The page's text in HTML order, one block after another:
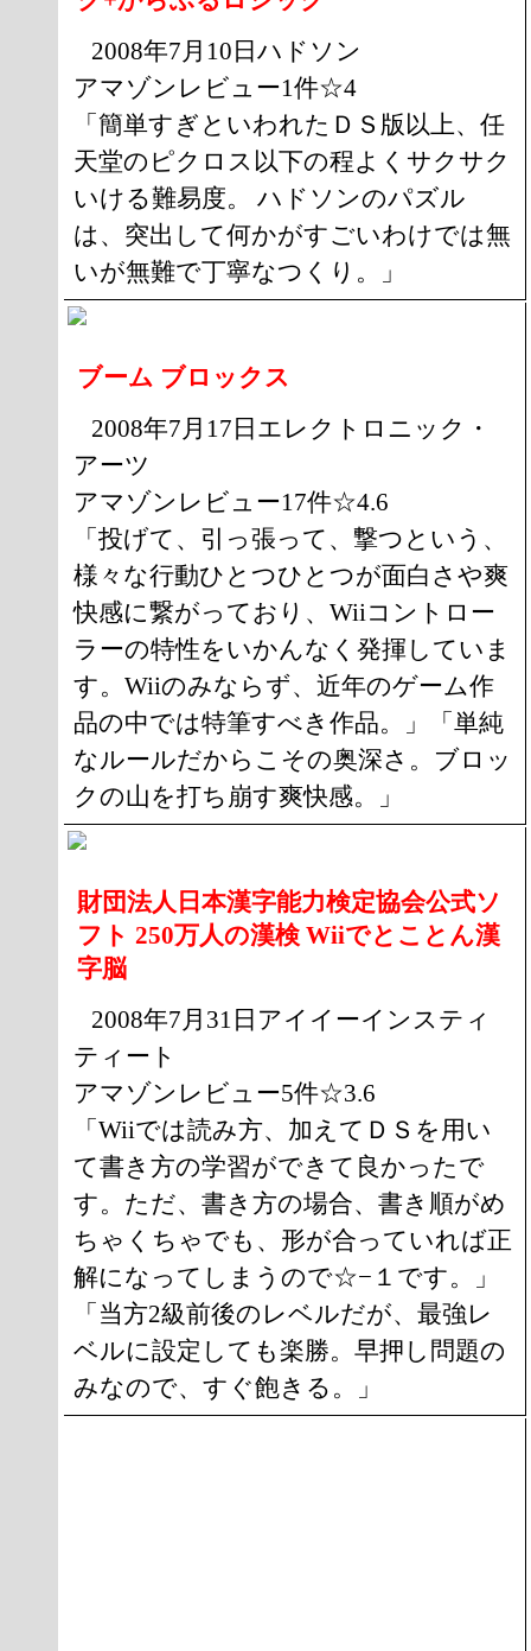
2008年7月10日ハドソン
アマゾンレビュー1件☆4
「簡単すぎといわれたＤＳ版以上、任
天堂のピクロス以下の程よくサクサク
いける難易度。 ハドソンのパズル
は、突出して何かがすごいわけでは無
いが無難で丁寧なつくり。」
ブーム ブロックス
2008年7月17日エレクトロニック・
アーツ
アマゾンレビュー17件☆4.6
「投げて、引っ張って、撃つという、
様々な行動ひとつひとつが面白さや爽
快感に繋がっており、Wiiコントロー
ラーの特性をいかんなく発揮していま
す。Wiiのみならず、近年のゲーム作
品の中では特筆すべき作品。」「単純
なルールだからこその奥深さ。ブロッ
クの山を打ち崩す爽快感。」
財団法人日本漢字能力検定協会公式ソ
フト 250万人の漢検 Wiiでとことん漢
字脳
2008年7月31日アイイーインスティ
ティート
アマゾンレビュー5件☆3.6
「Wiiでは読み方、加えてＤＳを用い
て書き方の学習ができて良かったで
す。ただ、書き方の場合、書き順がめ
ちゃくちゃでも、形が合っていれば正
解になってしまうので☆−１です。」
「当方2級前後のレベルだが、最強レ
ベルに設定しても楽勝。早押し問題の
みなので、すぐ飽きる。」